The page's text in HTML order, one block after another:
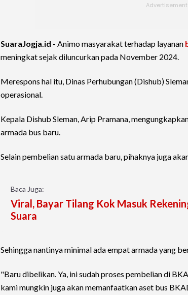
SuaraJogja.id - Animo masyarakat terhadap layanan
meningkat sejak diluncurkan pada November 2024.
Merespons hal itu, Dinas Perhubungan (Dishub)
operasional.
Kepala Dishub Sleman, Arip Pramana,
armada bus baru.
Selain pembelian satu armada baru, pihaknya juga
Baca Juga:
Viral, Bayar Tilang Kok Masuk
Suara
Sehingga nantinya minimal ada empat armada yang
"Baru dibelikan. Ya, ini sudah proses pembelian di
kami mungkin juga akan memanfaatkan aset bus